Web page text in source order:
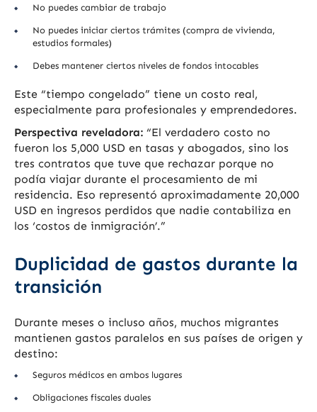
No puedes cambiar de trabajo
No puedes iniciar ciertos trámites (compra de vivienda,
estudios formales)
Debes mantener ciertos niveles de fondos intocables
Este “tiempo congelado” tiene un costo real,
especialmente para profesionales y emprendedores.
Perspectiva reveladora: “El verdadero costo no
fueron los 5,000 USD en tasas y abogados, sino los
tres contratos que tuve que rechazar porque no
podía viajar durante el procesamiento de mi
residencia. Eso representó aproximadamente 20,000
USD en ingresos perdidos que nadie contabiliza en
los ‘costos de inmigración’.”
Duplicidad de gastos durante la
transición
Durante meses o incluso años, muchos migrantes
mantienen gastos paralelos en sus países de origen y
destino:
Seguros médicos en ambos lugares
Obligaciones fiscales duales